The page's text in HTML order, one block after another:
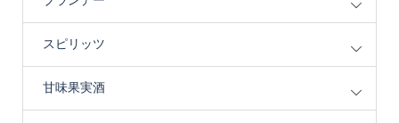
スピリッツ
甘味果実酒